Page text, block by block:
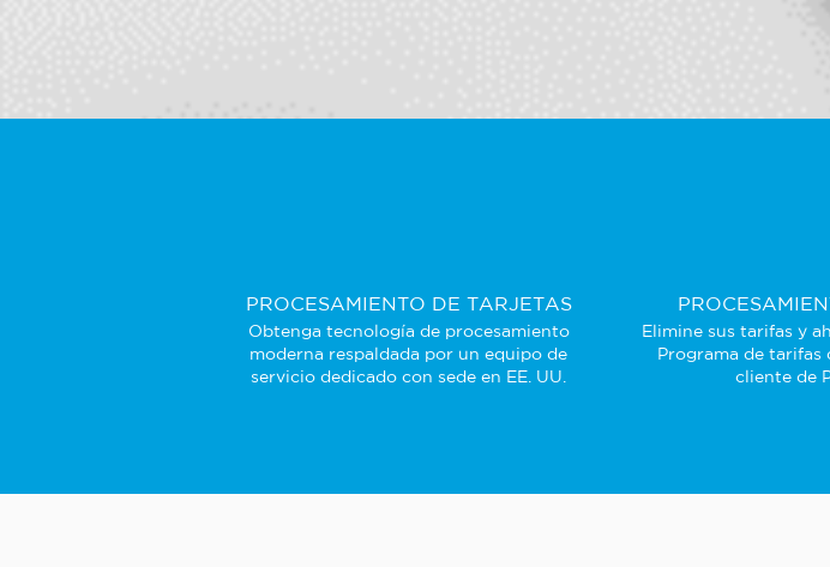
PROCESAMIENTO DE TARJETAS
Obtenga tecnología de procesamiento
moderna respaldada por un equipo de
servicio dedicado con sede en EE. UU.
Elimine sus tarifas y
Programa de tarifas
cliente de